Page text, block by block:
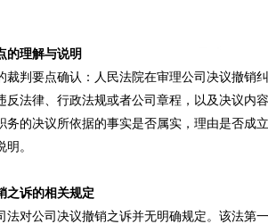
理解与说明
要点确认：人民法院在审理公司决议撤销纠
反法律、行政法规或者公司章程，以及决议内
务的决议所依据的事实是否属实，理由是否成
。
诉的相关规定
公司决议撤销之诉并无明确规定。该法第一